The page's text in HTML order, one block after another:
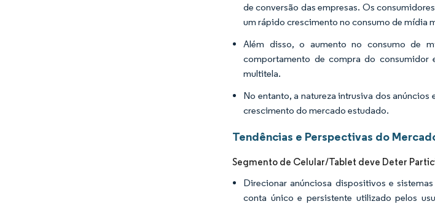
de conversão das empresas. Os
um rápido crescimento no consumo de mídia
Além disso, o aumento no consumo de
comportamento de compra do
multitela.
No entanto, a natureza intrusiva dos
crescimento do mercado estudado.
Tendências e Perspectivas do
Segmento de Celular/Tablet deve Deter
Direcionar anúnciosa dispositivos e
conta único e persistente utilizado pelos